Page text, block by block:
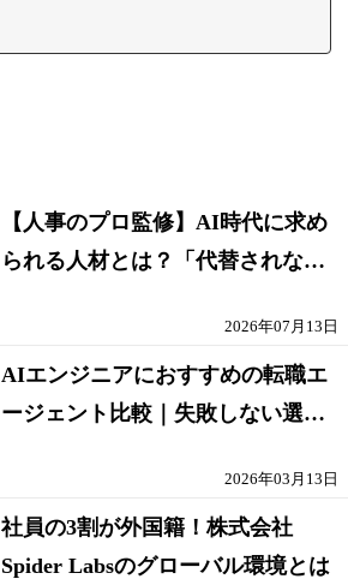
【人事のプロ監修】AI時代に求め
られる人材とは？「代替されない
2026年07月13日
AIエンジニアにおすすめの転職エ
ージェント比較｜失敗しない選び
2026年03月13日
社員の3割が外国籍！株式会社
Spider Labsのグローバル環境とは